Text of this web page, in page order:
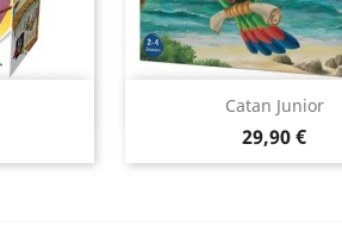
Catan Junior
Prix
29,90 €
Aperçu rapide